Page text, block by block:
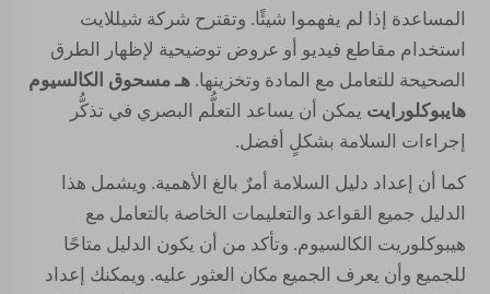
المساعدة إذا لم يفهموا شيئًا. وتقترح شركة شيللايت
استخدام مقاطع فيديو أو عروض توضيحية لإظهار الطرق
الصحيحة للتعامل مع المادة وتخزينها. هـ مسحوق الكالسيوم
هايبوكلورايت يمكن أن يساعد التعلُّم البصري في تذكُّر
إجراءات السلامة بشكلٍ أفضل.
كما أن إعداد دليل السلامة أمرٌ بالغ الأهمية. ويشمل هذا
الدليل جميع القواعد والتعليمات الخاصة بالتعامل مع
هيبوكلوريت الكالسيوم. وتأكد من أن يكون الدليل متاحًا
للجميع وأن يعرف الجميع مكان العثور عليه. ويمكنك إعداد